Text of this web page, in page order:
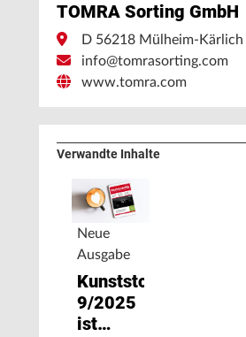
TOMRA Sorting GmbH
D 56218 Mülheim-Kärlich
info@tomrasorting.com
www.tomra.com
Verwandte Inhalte
Neue
Ausgabe
Kunststoffe
9/2025
ist